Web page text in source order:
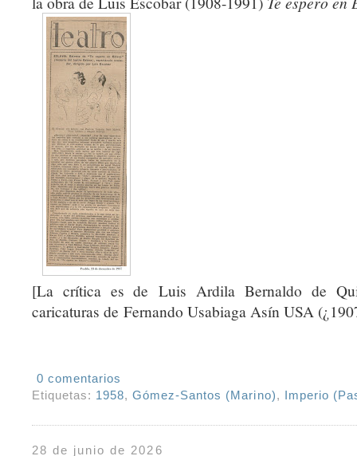
[La crítica es de Luis Ardila Bernaldo de
caricaturas de Fernando Usabiaga Asín USA
0 comentarios
Etiquetas: 1958,Gómez-Santos (Marino), Imperio
28 de junio de 2026